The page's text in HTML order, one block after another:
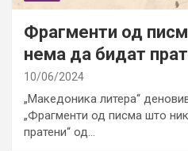
Фрагменти од
нема да бидат
10/06/2024
„Македоника литера“
„Фрагменти од писма што
пратени“ од…